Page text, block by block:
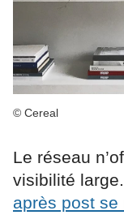
© Cereal
Le réseau
visibilité large.
après post se